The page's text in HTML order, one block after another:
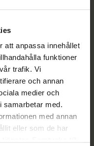
att anpassa innehållet
funktioner
trafik. Vi
och annan
medier och
samarbetar med.
med annan
eller som de har
Dölj
innan